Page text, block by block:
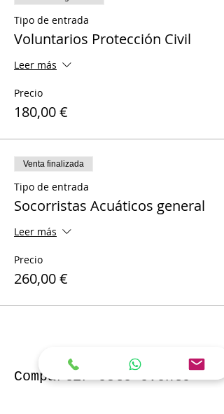
Tipo de entrada
Voluntarios Protección Civil
Leer más
Precio
180,00 €
Venta finalizada
Tipo de entrada
Socorristas Acuáticos general
Leer más
Precio
260,00 €
Compartir este evento